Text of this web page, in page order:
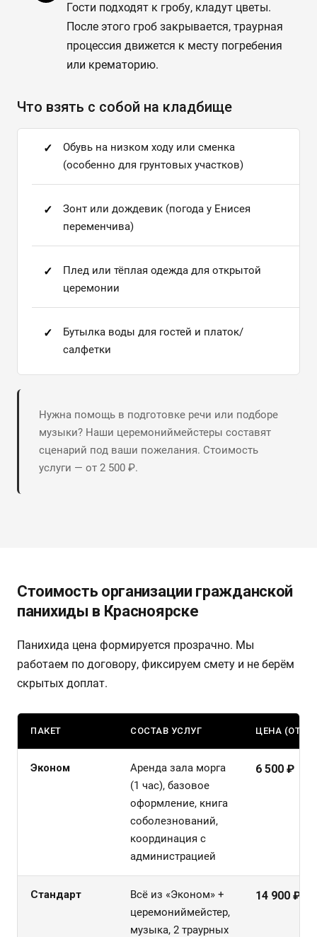
Гости подходят к гробу, кладут цветы.
После этого гроб закрывается, траурная
процессия движется к месту погребения
или крематорию.
Что взять с собой на кладбище
Обувь на низком ходу или сменка
(особенно для грунтовых участков)
Зонт или дождевик (погода у Енисея
переменчива)
Плед или тёплая одежда для открытой
церемонии
Бутылка воды для гостей и платок/
салфетки
Нужна помощь в подготовке речи или подборе
музыки? Наши церемониймейстеры составят
сценарий под ваши пожелания. Стоимость
услуги — от 2 500 ₽.
Стоимость организации гражданской
панихиды в Красноярске
Панихида цена формируется прозрачно. Мы
работаем по договору, фиксируем смету и не берём
скрытых доплат.
ПАКЕТ СОСТАВ УСЛУГ ЦЕНА (ОТ)
Эконом
Аренда зала морга
(1 час), базовое
оформление, книга
соболезнований,
координация с
администрацией
6 500 ₽
Стандарт
Всё из «Эконом» +
церемониймейстер,
музыка, 2 траурных
14 900 ₽